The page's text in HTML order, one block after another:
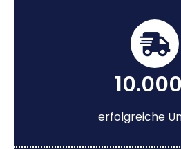
erfolgreiche